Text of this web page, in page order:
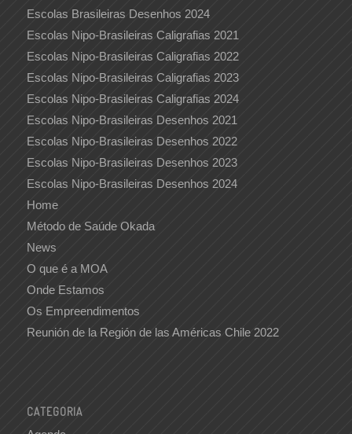
Escolas Brasileiras Desenhos 2024
Escolas Nipo-Brasileiras Caligrafias 2021
Escolas Nipo-Brasileiras Caligrafias 2022
Escolas Nipo-Brasileiras Caligrafias 2023
Escolas Nipo-Brasileiras Caligrafias 2024
Escolas Nipo-Brasileiras Desenhos 2021
Escolas Nipo-Brasileiras Desenhos 2022
Escolas Nipo-Brasileiras Desenhos 2023
Escolas Nipo-Brasileiras Desenhos 2024
Home
Método de Saúde Okada
News
O que é a MOA
Onde Estamos
Os Empreendimentos
Reunión de la Región de las Américas Chile 2022
CATEGORIA